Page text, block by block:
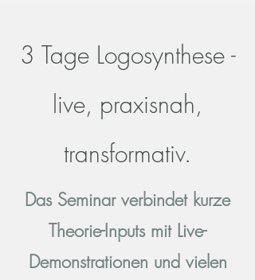
3 Tage Logosynthese -
live, praxisnah,
transformativ.
Das Seminar verbindet kurze
Theorie-Inputs mit Live-
Demonstrationen und vielen